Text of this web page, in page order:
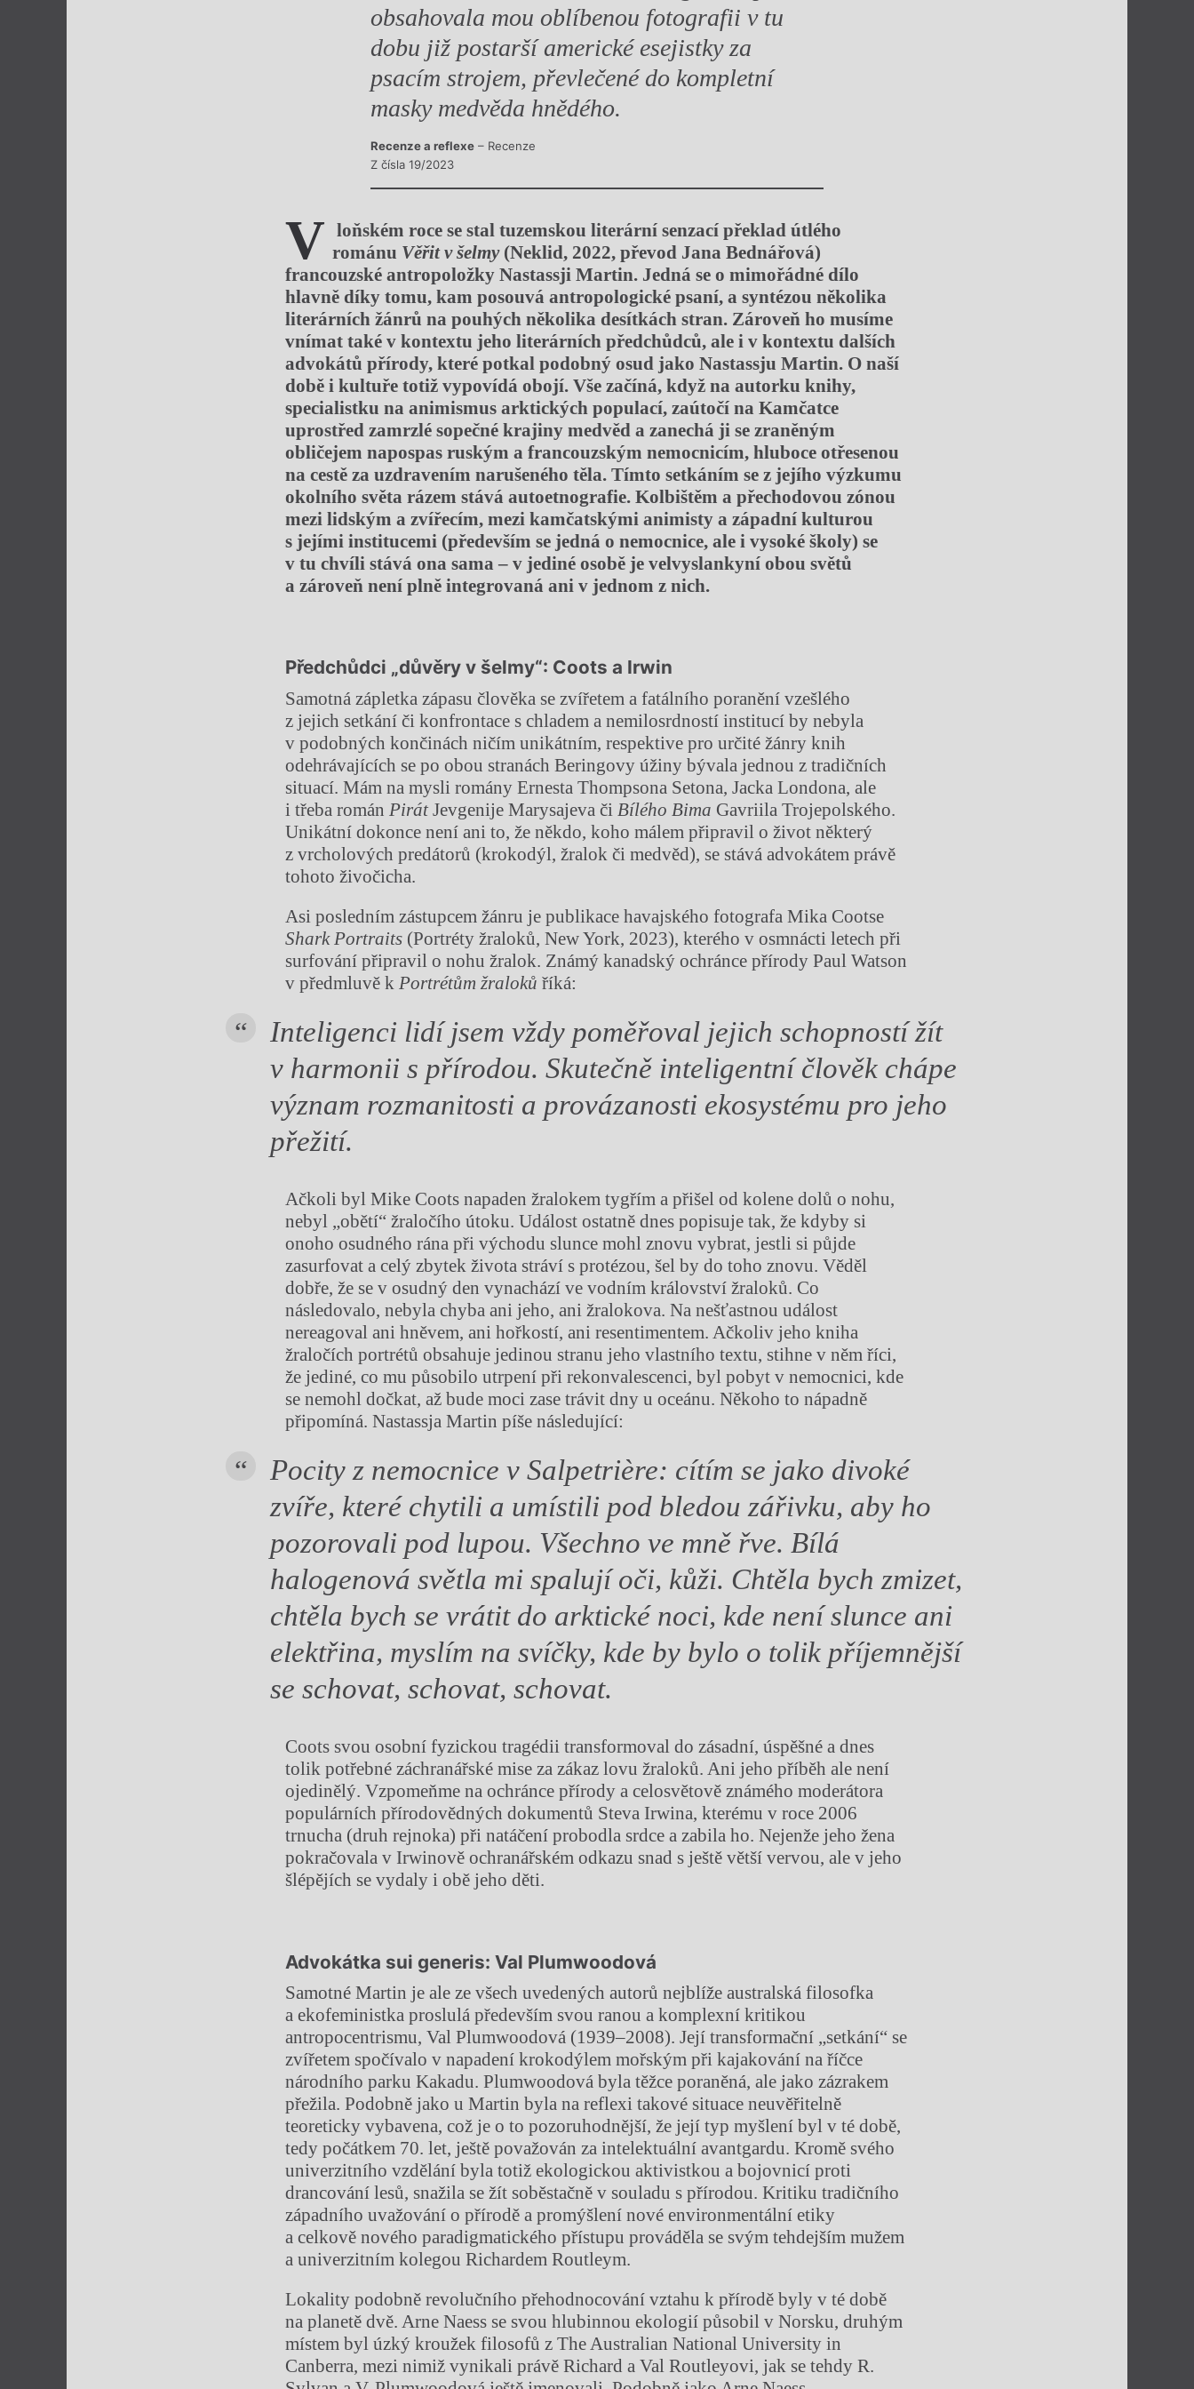
obsahovala mou oblíbenou fotografii v tu
dobu již postarší americké esejistky za
psacím strojem, převlečené do kompletní
masky medvěda hnědého.
Recenze a reflexe – Recenze
Z čísla 19/2023
V
loňském roce se stal tuzemskou literární senzací překlad útlého
románu Věřit v šelmy (Neklid, 2022, převod Jana Bednářová)
francouzské antropoložkyNastassji Martin. Jedná se o mimořádné dílo
hlavně díky tomu, kam posouvá antropologicképsaní, a syntézou několika
literárníchžánrů na pouhých několika desítkách stran. Zároveň ho musíme
vnímat také v kontextu jeho literárních předchůdců, ale i v kontextu dalších
advokátů přírody, které potkal podobný osud jako Nastassju Martin. O naší
doběi kultuře totiž vypovídá obojí. Vše začíná, když na autorku knihy,
specialistku na animismus arktických populací, zaútočí naKamčatce
uprostřed zamrzlé sopečné krajiny medvěd a zanechá ji se zraněným
obličejem napospas ruským a francouzským nemocnicím, hluboce otřesenou
na cestě za uzdravením narušeného těla. Tímto setkáním se z jejího výzkumu
okolního světa rázem stává autoetnografie. Kolbištěm a přechodovou zónou
mezi lidským a zvířecím, mezi kamčatskými animisty a západní kulturou
s jejími institucemi (především se jedná o nemocnice, ale i vysoké školy) se
v tu chvíli stává ona sama – v jediné osobě je velvyslankyní obou světů
a zároveň není plně integrovaná ani v jednom z nich.
Předchůdci „důvěry v šelmy“: Coots a Irwin
Samotná zápletka zápasu člověka se zvířetem a fatálního poranění vzešlého
z jejich setkání či konfrontace s chladem a nemilosrdností institucí by nebyla
v podobných končinách ničím unikátním, respektive pro určité žánry knih
odehrávajících se po obou stranách Beringovy úžiny bývala jednou z tradičních
situací. Mám na mysli romány Ernesta Thompsona Setona, Jacka Londona, ale
i třeba román Pirát Jevgenije Marysajeva či Bílého Bima Gavriila Trojepolského.
Unikátní dokonce není ani to, že někdo, koho málem připravil o život některý
z vrcholových predátorů (krokodýl, žralok či medvěd), se stává advokátem právě
tohoto živočicha.
Asi posledním zástupcem žánru je publikace havajského fotografa Mika Cootse
Shark Portraits (Portréty žraloků, New York, 2023), kterého v osmnácti letech při
surfování připravil o nohu žralok. Známý kanadský ochránce přírody Paul Watson
v předmluvě k Portrétům žraloků říká:
Inteligenci lidí jsem vždy poměřoval jejich schopností žít
v harmonii s přírodou. Skutečně inteligentní člověk chápe
význam rozmanitosti a provázanosti ekosystému pro jeho
přežití.
Ačkoli byl Mike Coots napaden žralokem tygřím a přišel od kolene dolů o nohu,
nebyl „obětí“ žraločího útoku. Událost ostatně dnes popisuje tak, že kdyby si
onoho osudného rána při východu slunce mohl znovu vybrat, jestli si půjde
zasurfovat a celý zbytek života stráví s protézou, šel by do toho znovu. Věděl
dobře, že se v osudný den vynachází ve vodním království žraloků. Co
následovalo, nebyla chyba ani jeho, ani žralokova. Na nešťastnou událost
nereagoval ani hněvem, ani hořkostí, ani resentimentem. Ačkoliv jeho kniha
žraločích portrétů obsahuje jedinou stranu jeho vlastního textu, stihne v něm říci,
že jediné, co mu působilo utrpení při rekonvalescenci, byl pobyt v nemocnici, kde
se nemohl dočkat, až bude moci zase trávit dny u oceánu. Někoho to nápadně
připomíná. Nastassja Martin píše následující:
Pocity z nemocnice v Salpetrière: cítím se jako divoké
zvíře, které chytili a umístili pod bledou zářivku, aby ho
pozorovali pod lupou. Všechno ve mně řve. Bílá
halogenová světla mi spalují oči, kůži. Chtěla bych zmizet,
chtěla bych se vrátit do arktické noci, kde není slunce ani
elektřina, myslím na svíčky, kde by bylo o tolik příjemnější
se schovat, schovat, schovat.
Coots svou osobní fyzickou tragédii transformoval do zásadní, úspěšné a dnes
tolik potřebné záchranářské mise za zákaz lovu žraloků. Ani jeho příběh ale není
ojedinělý. Vzpomeňme na ochránce přírody a celosvětově známého moderátora
populárních přírodovědných dokumentů Steva Irwina, kterému v roce 2006
trnucha (druh rejnoka) při natáčení probodla srdce a zabila ho. Nejenže jeho žena
pokračovala v Irwinově ochranářském odkazu snad s ještě větší vervou, ale v jeho
šlépějích se vydaly i obě jeho děti.
Advokátka sui generis: Val Plumwoodová
Samotné Martin je ale ze všech uvedených autorů nejblíže australská filosofka
a ekofeministka proslulá především svou ranou a komplexní kritikou
antropocentrismu, Val Plumwoodová (1939–2008). Její transformační „setkání“ se
zvířetem spočívalo v napadení krokodýlem mořským při kajakování na říčce
národního parku Kakadu. Plumwoodová byla těžce poraněná, ale jako zázrakem
přežila. Podobně jako u Martin byla na reflexi takové situace neuvěřitelně
teoreticky vybavena, což je o to pozoruhodnější, že její typ myšlení byl v té době,
tedy počátkem 70. let, ještě považován za intelektuální avantgardu. Kromě svého
univerzitního vzdělání byla totiž ekologickou aktivistkou a bojovnicí proti
drancování lesů, snažila se žít soběstačně v souladu s přírodou. Kritiku tradičního
západního uvažování o přírodě a promýšlení nové environmentální etiky
a celkově nového paradigmatického přístupu prováděla se svým tehdejším mužem
a univerzitním kolegou Richardem Routleym.
Lokality podobně revolučního přehodnocování vztahu k přírodě byly v té době
na planetě dvě. Arne Naess se svou hlubinnou ekologií působil v Norsku, druhým
místem byl úzký kroužek filosofů z The Australian National University in
Canberra, mezi nimiž vynikali právě Richard a Val Routleyovi, jak se tehdy R.